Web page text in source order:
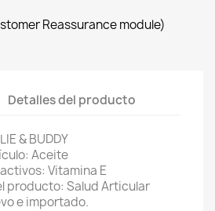
Reassurance module)
Detalles del producto
& BUDDY
Aceite
Vitamina E
producto: Salud Articular
e importado.